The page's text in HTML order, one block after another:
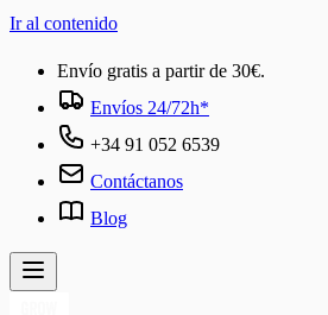
Ir al contenido
Envío gratis a partir de 30€.
Envíos 24/72h*
+34 91 052 6539
Contáctanos
Blog